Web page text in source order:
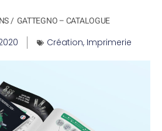
/ GATTEGNO – CATALOGUE
Création, Imprimerie